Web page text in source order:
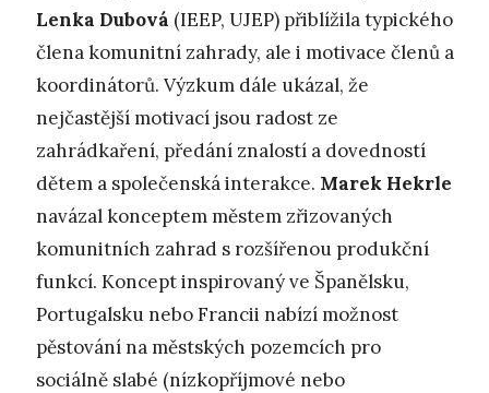
Lenka Dubová (IEEP, UJEP) přiblížila typického
člena komunitní zahrady, ale i motivace členů a
koordinátorů. Výzkum dále ukázal, že
nejčastější motivací jsou radost ze
zahrádkaření, předání znalostí a dovedností
dětem a společenská interakce. Marek Hekrle
navázal konceptem městem zřizovaných
komunitních zahrad s rozšířenou produkční
funkcí. Koncept inspirovaný ve Španělsku,
Portugalsku nebo Francii nabízí možnost
pěstování na městských pozemcích pro
sociálně slabé (nízkopříjmové nebo